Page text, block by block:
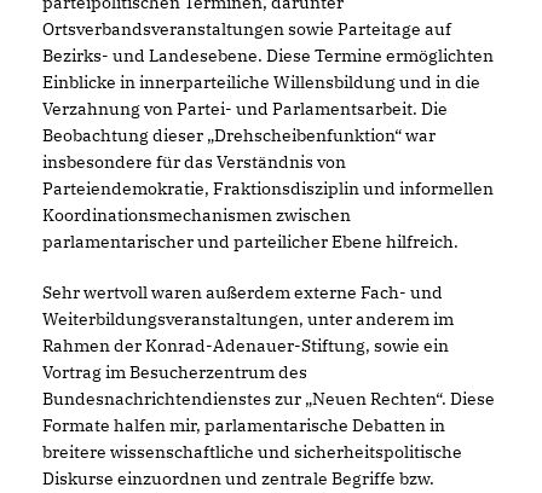
Ortsverbandsveranstaltungen sowie Parteitage auf
Bezirks- und Landesebene. Diese Termine ermöglichten
Einblicke in innerparteiliche Willensbildung und in die
Verzahnung von Partei- und Parlamentsarbeit. Die
Beobachtung dieser „Drehscheibenfunktion“ war
insbesondere für das Verständnis von
Parteiendemokratie, Fraktionsdisziplin und informellen
Koordinationsmechanismen zwischen
parlamentarischer und parteilicher Ebene hilfreich.
Sehr wertvoll waren außerdem externe Fach- und
Weiterbildungsveranstaltungen, unter anderem im
Rahmen der Konrad-Adenauer-Stiftung, sowie ein
Vortrag im Besucherzentrum des
Bundesnachrichtendienstes zur „Neuen Rechten“. Diese
Formate halfen mir, parlamentarische Debatten in
breitere wissenschaftliche und sicherheitspolitische
Diskurse einzuordnen und zentrale Begriffe bzw.